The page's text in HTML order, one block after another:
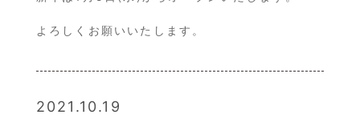
よろしくお願いいたします。
2021.10.19